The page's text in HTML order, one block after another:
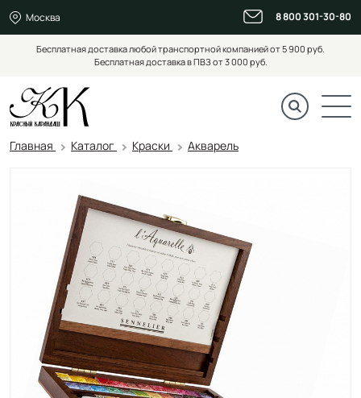
Москва 8 800 301-30-80
Бесплатная доставка любой транспортной компанией от 5 900 руб.
Бесплатная доставка в ПВЗ от 3 000 руб.
Главная Каталог Краски Акварель